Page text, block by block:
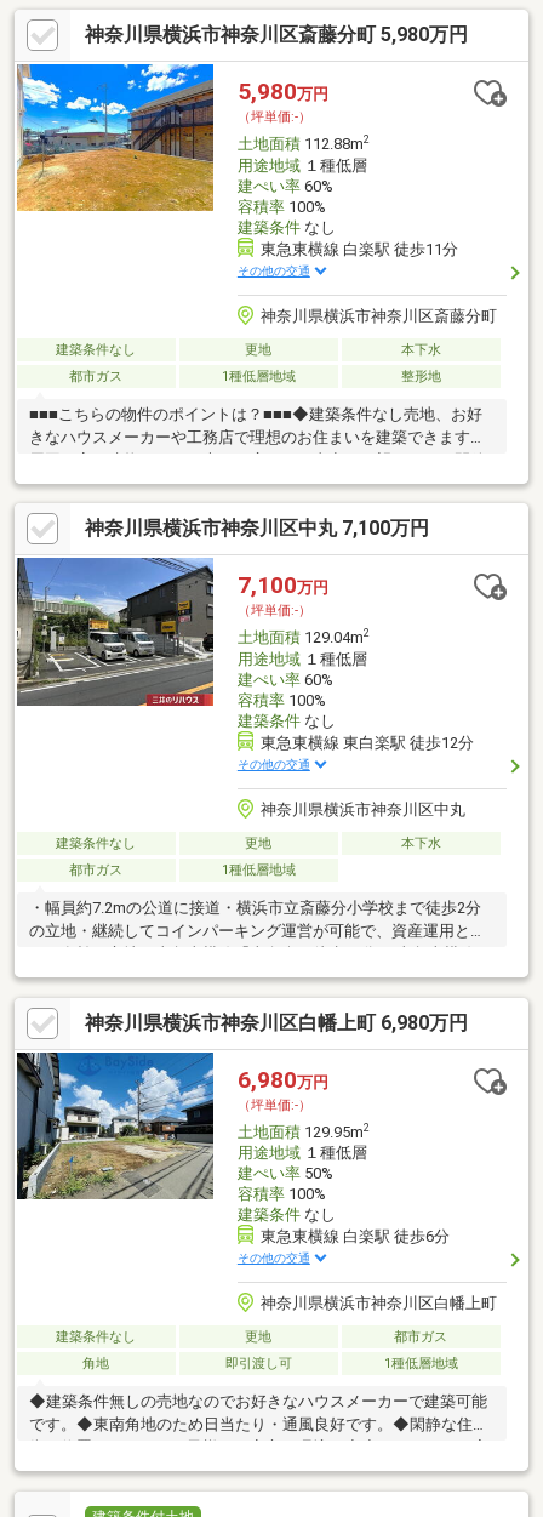
につき、開放感があります。◆建築条件はありません。 ・お好
きなハウスメーカーや工務店で建築できます◆更地渡しです。解
体費用はかかりません。◆第一種低層住居専用地域につき、閑静
な住宅街です◆北西側が下がっている為眺望良好です。お気軽に
お問合せ下さい。
神奈川県横浜市神奈川区斎藤分町 5,980万円
5,980万円
（坪単価:-）
土地面積112.88m2
用途地域１種低層
建ぺい率60%
容積率100%
建築条件なし
東急東横線 白楽駅 徒歩11分
その他の交通
神奈川県横浜市神奈川区斎藤分町
建築条件なし 更地
本下水
都市ガス
1種低層地域 整形地
■■■こちらの物件のポイントは？■■■◆建築条件なし売地、お好
きなハウスメーカーや工務店で理想のお住まいを建築できます◆
周囲に高い建物がなく、大きく広がった青空を一望できる、開放
感に溢れた現地◆すっきりとフラットに整地されているため、実
際の広さを体感しやすく、理想の間取りやカースペース、お庭の
配置がその場で具体的に想像できます◆周辺に高い障害物がない
ため、第1種低層住居専用地域ならではの穏やかで伸び伸びとした
暮らしが叶います◆道路側：CP擁壁新設済、南側：RC擁壁新設済
です◆約34.1坪の敷地～間口も広く、ゆとりある住まいが計画し
やすい整った土地形状です
神奈川県横浜市神奈川区中丸 7,100万円
7,100万円
（坪単価:-）
土地面積129.04m2
用途地域１種低層
建ぺい率60%
容積率100%
建築条件なし
東急東横線 東白楽駅 徒歩12分
その他の交通
神奈川県横浜市神奈川区中丸
建築条件なし 更地
本下水
都市ガス
1種低層地域
・幅員約7.2mの公道に接道・横浜市立斎藤分小学校まで徒歩2分
の立地・継続してコインパーキング運営が可能で、資産運用とし
ても有効▼立地・東急東横線「東白楽」徒歩12分 ・東急東横線
「反町」駅徒歩13分・横浜市ブルーライン「三ツ沢下町」駅徒歩
15分・第一種低層住居専用地域▼特徴・土地面積129.04平米(約
39.03坪)・建ぺい率60%・容積率100%・間口は約9.8m・建築条件
付宅地販売ではありません・お好きなハウスメーカー・工務店に
て建築可能▼周辺環境・まいばすけっと東白楽駅西店 徒歩9分(約
650m)・ローソン神奈川大学前店 徒歩5分(約350m)
神奈川県横浜市神奈川区白幡上町 6,980万円
6,980万円
（坪単価:-）
土地面積129.95m2
用途地域１種低層
建ぺい率50%
容積率100%
建築条件なし
東急東横線 白楽駅 徒歩6分
その他の交通
神奈川県横浜市神奈川区白幡上町
建築条件なし 更地
都市ガス
角地
即引渡し可 1種低層地域
◆建築条件無しの売地なのでお好きなハウスメーカーで建築可能
です。◆東南角地のため日当たり・通風良好です。◆閑静な住宅
施中！◆◆是非下記【物件概要】の【諸費用】欄をご覧くださ
い！◆現地のご案内・各種ご相談◆直前でも構いませんので、お